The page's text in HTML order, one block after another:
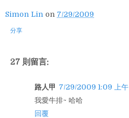
Simon Lin on 7/29/2009
分享
27 則留言:
路人甲 7/29/2009 1:09 上午
我愛牛排~ 哈哈
回覆